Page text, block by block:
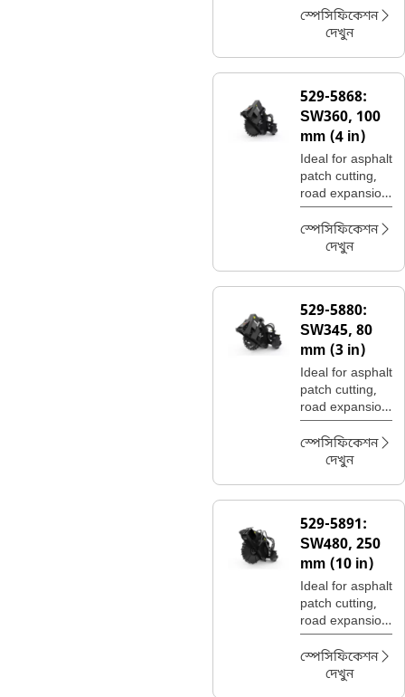
utility trenching.
স্পেসিফিকেশন
দেখুন
529-5868:
SW360, 100
mm (4 in)
Ideal for asphalt
patch cutting,
road expansion
join cuts, and
utility trenching.
স্পেসিফিকেশন
দেখুন
529-5880:
SW345, 80
mm (3 in)
Ideal for asphalt
patch cutting,
road expansion
join cuts, and
utility trenching.
স্পেসিফিকেশন
দেখুন
529-5891:
SW480, 250
mm (10 in)
Ideal for asphalt
patch cutting,
road expansion
join cuts, and
utility trenching.
স্পেসিফিকেশন
দেখুন